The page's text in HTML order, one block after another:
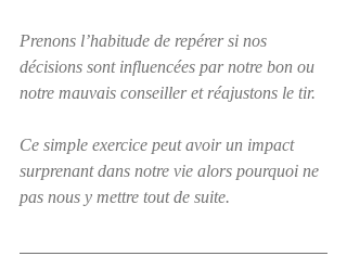
Prenons l’habitude de repérer si nos
décisions sont influencées par notre bon ou
notre mauvais conseiller et réajustons le tir.
Ce simple exercice peut avoir un impact
surprenant dans notre vie alors pourquoi ne
pas nous y mettre tout de suite.